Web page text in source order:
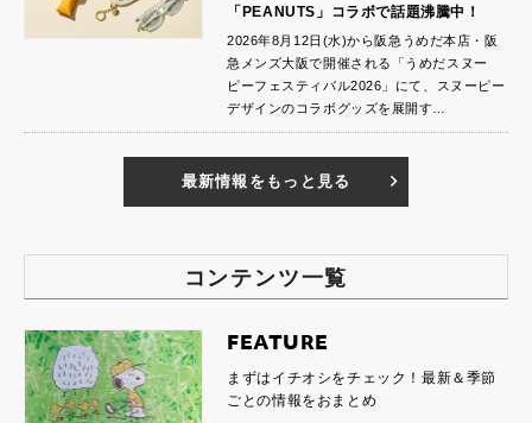
「PEANUTS」コラボで話題沸騰中！
2026年8月12日(水)から阪急うめだ本店・阪
急メンズ大阪で開催される「うめだスヌー
ピーフェスティバル2026」にて、スヌーピー
デザインのコラボグッズを展開す…
最新情報をもっと見る
コンテンツ一覧
FEATURE
まずはイチオシをチェック！最新＆季節
ごとの情報をおまとめ